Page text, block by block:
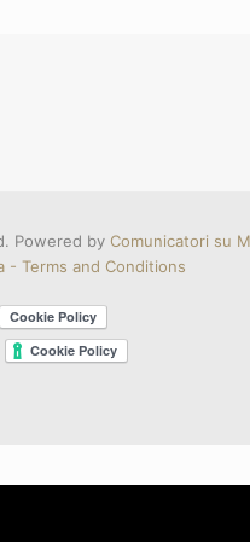
Powered by Comunicatori su
- Terms and Conditions